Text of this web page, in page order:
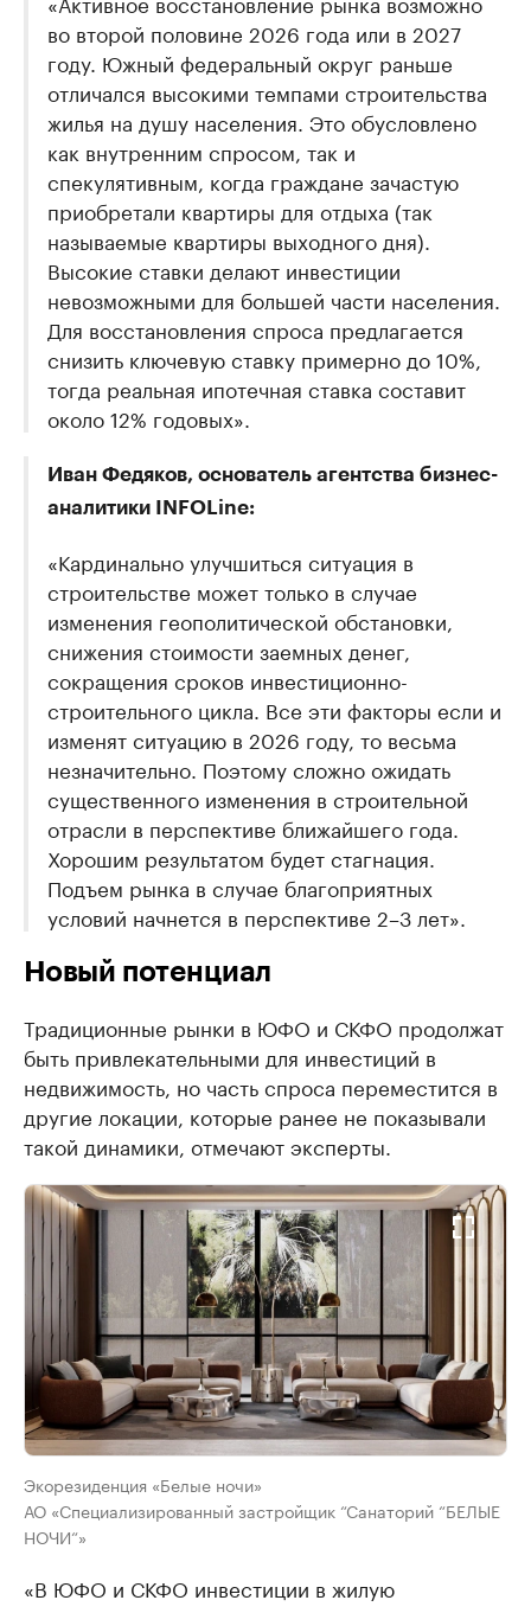
во второй половине 2026 года или в 2027
году. Южный федеральный округ раньше
отличался высокими темпами строительства
жилья на душу населения. Это обусловлено
как внутренним спросом, так и
спекулятивным, когда граждане зачастую
приобретали квартиры для отдыха (так
называемые квартиры выходного дня).
Высокие ставки делают инвестиции
невозможными для большей части населения.
Для восстановления спроса предлагается
снизить ключевую ставку примерно до 10%,
тогда реальная ипотечная ставка составит
около 12% годовых».
Иван Федяков, основатель агентства бизнес-
аналитики INFOLine:
«Кардинально улучшиться ситуация в
строительстве может только в случае
изменения геополитической обстановки,
снижения стоимости заемных денег,
сокращения сроков инвестиционно-
строительного цикла. Все эти факторы если и
изменят ситуацию в 2026 году, то весьма
незначительно. Поэтому сложно ожидать
существенного изменения в строительной
отрасли в перспективе ближайшего года.
Хорошим результатом будет стагнация.
Подъем рынка в случае благоприятных
условий начнется в перспективе 2–3 лет».
Новый потенциал
Традиционные рынки в ЮФО и СКФО продолжат
быть привлекательными для инвестиций в
недвижимость, но часть спроса переместится в
другие локации, которые ранее не показывали
такой динамики, отмечают эксперты.
Экорезиденция «Белые ночи»
АО «Специализированный застройщик “Санаторий “БЕЛЫЕ
НОЧИ“»
«В ЮФО и СКФО инвестиции в жилую